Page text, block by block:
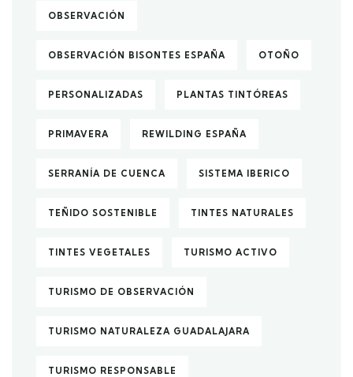
OBSERVACIÓN
OBSERVACIÓN BISONTES ESPAÑA OTOÑO
PERSONALIZADAS PLANTAS TINTÓREAS
PRIMAVERA REWILDING ESPAÑA
SERRANÍA DE CUENCA SISTEMA IBERICO
TEÑIDO SOSTENIBLE TINTES NATURALES
TINTES VEGETALES TURISMO ACTIVO
TURISMO DE OBSERVACIÓN
TURISMO NATURALEZA GUADALAJARA
TURISMO RESPONSABLE